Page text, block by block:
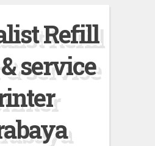
Refill
service